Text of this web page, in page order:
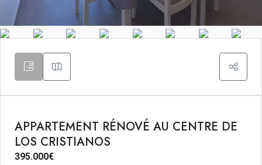
APPARTEMENT RÉNOVÉ AU CENTRE DE
LOS CRISTIANOS
395.000€